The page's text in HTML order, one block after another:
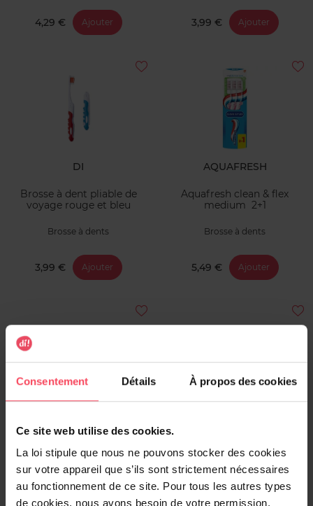
Consentement Détails À propos des cookies
Ce site web utilise des cookies.
La loi stipule que nous ne pouvons stocker des cookies
sur votre appareil que s’ils sont strictement nécessaires
au fonctionnement de ce site. Pour tous les autres types
de cookies, nous avons besoin de votre permission.
4,29 € Ajouter 3,99 € Ajouter
DI
Brosse à dent pliable de
voyage rouge et bleu
Brosse à dents
3,99 € Ajouter
AQUAFRESH
Aquafresh clean & flex
medium 2+1
Brosse à dents
5,49 € Ajouter
Ultralite Medium - 1+1
Brosse à dents
Brosse à dent clignotante
Spider-man Mr White
Dentifrice Enfant